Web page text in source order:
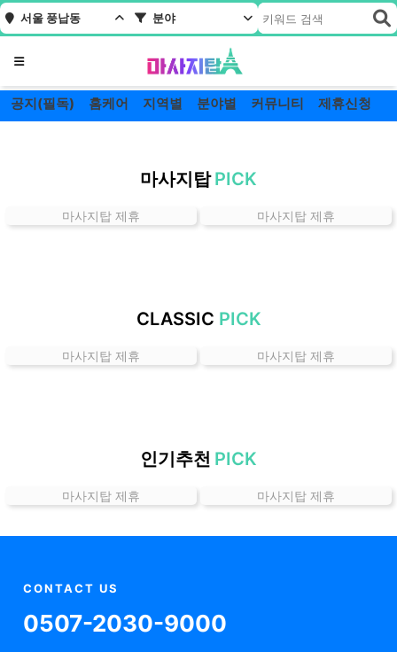
서울 풍납동 분야
메뉴
공지(필독) 홈케어 지역별 분야별 커뮤니티 제휴신청
동
위
샵
천
마사지탑 PICK
마사지탑 제휴 마사지탑 제휴
CLASSIC PICK
마사지탑 제휴 마사지탑 제휴
인기추천 PICK
마사지탑 제휴 마사지탑 제휴
CONTACT US
0507-2030-9000